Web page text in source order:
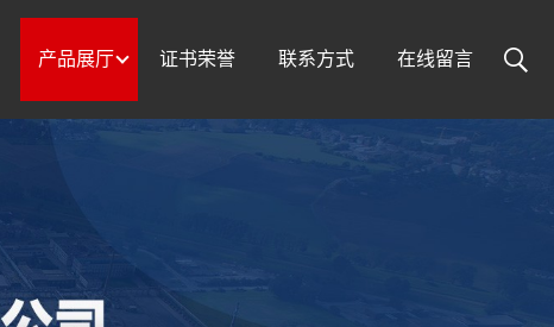
产品展厅 证书荣誉 联系方式 在线留言